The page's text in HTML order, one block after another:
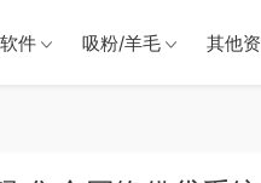
件 吸粉/羊毛 其他